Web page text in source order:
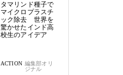
タマリンド種子で
マイクロプラスチ
ック除去 世界を
驚かせたインド高
校生のアイデア
ACTION 編集部オリ
ジナル